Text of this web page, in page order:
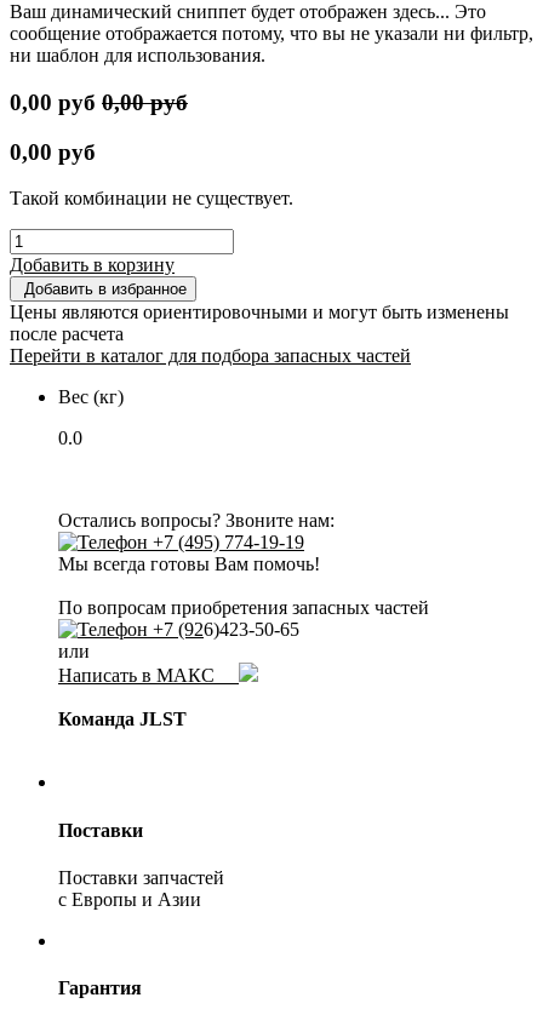
Ваш динамический сниппет будет отображен здесь... Это
сообщение отображается потому, что вы не указали ни фильтр,
ни шаблон для использования.
0,00 руб 0,00руб
0,00 руб
Такой комбинации не существует.
Добавить в корзину
Добавить в избранное
Цены являются ориентировочными и могут быть изменены
после расчета
Перейти в каталог для подбора запасных частей
Вес (кг)
0.0
Остались вопросы? Звоните нам:
+7 (495) 774-19-19
Мы всегда готовы Вам помочь!
По вопросам приобретения запасных частей
+7 (926)423-50-65
или
Написать в МАКС
Команда JLST
Поставки
Поставки запчастей
с Европы и Азии
Гарантия